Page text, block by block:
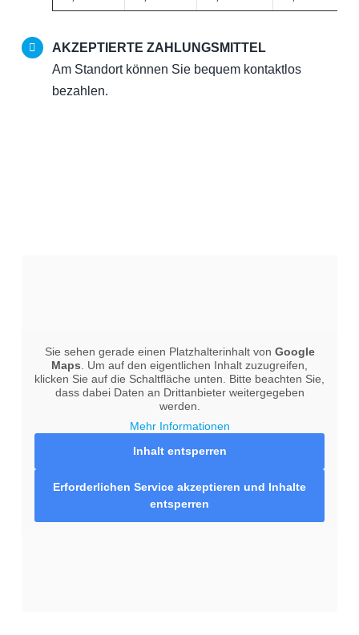
AKZEPTIERTE ZAHLUNGSMITTEL
Am Standort können Sie bequem kontaktlos
bezahlen.
Sie sehen gerade einen Platzhalterinhalt von Google
Maps . Um auf den eigentlichen Inhalt zuzugreifen,
klicken Sie auf die Schaltfläche unten. Bitte beachten Sie,
dass dabei Daten an Drittanbieter weitergegeben
werden.
Mehr Informationen
Inhalt entsperren
Erforderlichen Service akzeptieren und Inhalte
entsperren